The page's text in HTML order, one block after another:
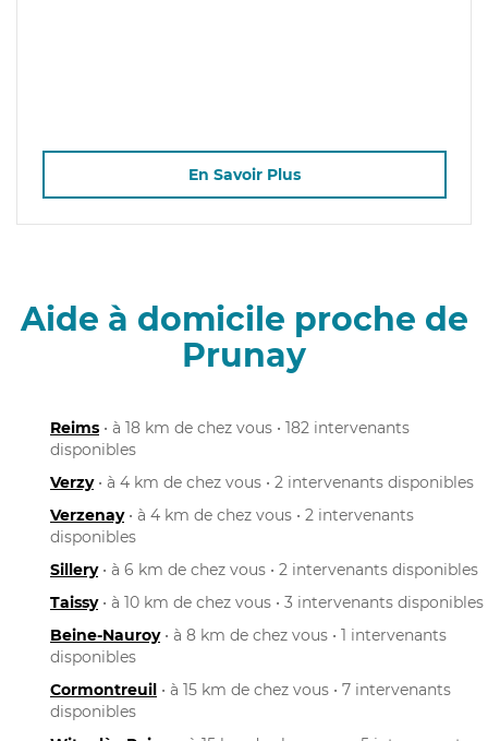
En Savoir Plus
Aide à domicile proche de
Prunay
Reims • à 18 km de chez vous • 182 intervenants
disponibles
Verzy• à 4 km de chez vous • 2 intervenants disponibles
Verzenay• à 4 km de chez vous • 2 intervenants
disponibles
Sillery• à 6 km de chez vous • 2 intervenants disponibles
Taissy• à 10 km de chez vous • 3 intervenants disponibles
Beine-Nauroy• à 8 km de chez vous • 1 intervenants
disponibles
Cormontreuil • à 15 km de chez vous • 7 intervenants
disponibles